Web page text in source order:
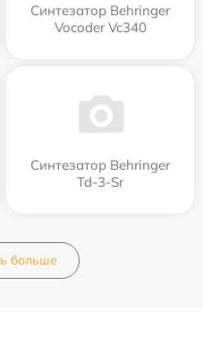
Синтезатор Behringer
Vocoder Vc340
Синтезатор Behringer
Td-3-Sr
больше